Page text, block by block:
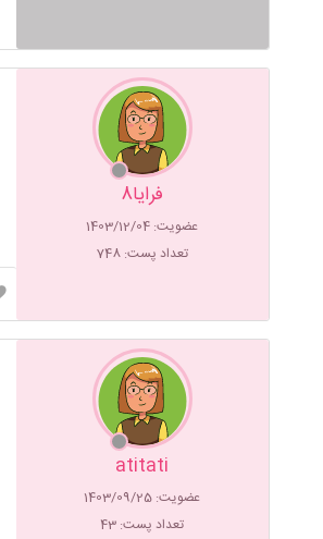
فرایا8
عضویت: 1403/12/04
تعداد پست: 748
atitati
عضویت: 1403/09/25
تعداد پست: 43